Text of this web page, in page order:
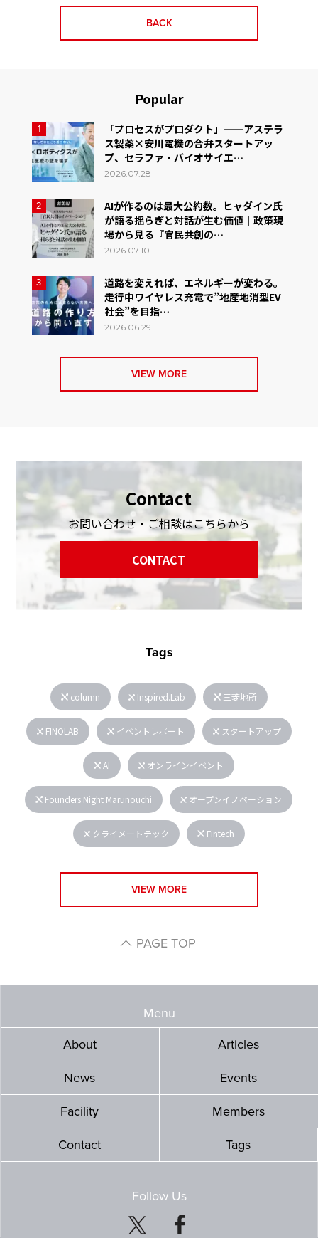
BACK
Popular
1
「プロセスがプロダクト」——アステラ
ス製薬×安川電機の合弁スタートアッ
プ、セラファ・バイオサイエ…
2026.07.28
2
AIが作るのは最大公約数。ヒャダイン氏
が語る揺らぎと対話が生む価値｜政策現
場から見る『官民共創の…
2026.07.10
3
道路を変えれば、エネルギーが変わる。
走行中ワイヤレス充電で”地産地消型EV
社会”を目指…
2026.06.29
VIEW MORE
Contact
お問い合わせ・ご相談はこちらから
CONTACT
Tags
column Inspired.Lab 三菱地所
FINOLAB イベントレポート スタートアップ
AI オンラインイベント
Founders Night Marunouchi オープンイノベーション
クライメートテック Fintech
VIEW MORE
PAGE TOP
Menu
About
Articles
News Events
Facility Members
Contact Tags
Follow Us